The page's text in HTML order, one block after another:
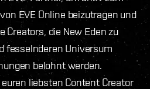
EVE Online beizutragen und
Creators, die New Eden zu
fesselnderen Universum
belohnt werden.
liebsten Content Creator